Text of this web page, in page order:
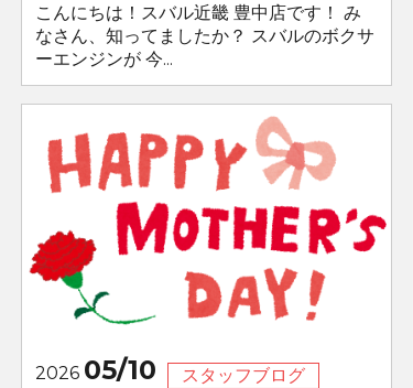
こんにちは！スバル近畿 豊中店です！ み
なさん、知ってましたか？ スバルのボクサ
ーエンジンが 今...
2026 05/10
スタッフブログ